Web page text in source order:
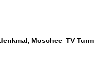
Moschee, TV Turm